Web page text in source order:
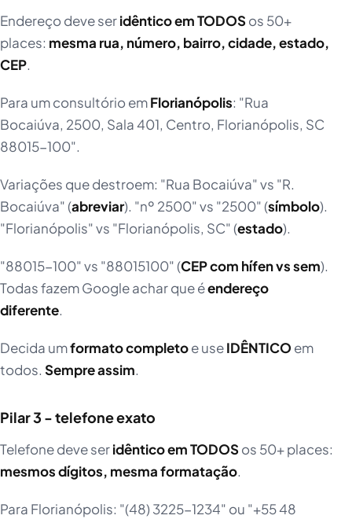
Endereço deve seridêntico em TODOSos 50+
places: mesma rua, número, bairro, cidade, estado,
CEP.
Para um consultório emFlorianópolis: "Rua
Bocaiúva, 2500, Sala 401, Centro, Florianópolis, SC
88015-100".
Variações que destroem: "Rua Bocaiúva" vs "R.
Bocaiúva" (abreviar). "nº 2500" vs "2500" (símbolo).
"Florianópolis" vs "Florianópolis, SC" (estado).
"88015-100" vs "88015100" (CEP com hífen vs sem).
Todas fazem Google achar que éendereço
diferente.
Decida umformato completoe useIDÊNTICO em
todos. Sempre assim.
Pilar 3 - telefone exato
Telefone deve seridêntico em TODOSos 50+ places:
mesmos dígitos, mesma formatação.
Para Florianópolis: "(48) 3225-1234" ou "+55 48